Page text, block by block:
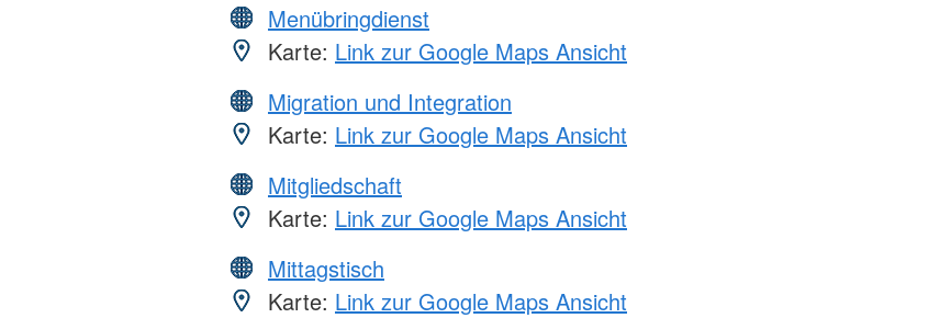
Menübringdienst
Karte: Link zur Google Maps Ansicht
Migration und Integration
Karte: Link zur Google Maps Ansicht
Mitgliedschaft
Karte: Link zur Google Maps Ansicht
Mittagstisch
Karte: Link zur Google Maps Ansicht